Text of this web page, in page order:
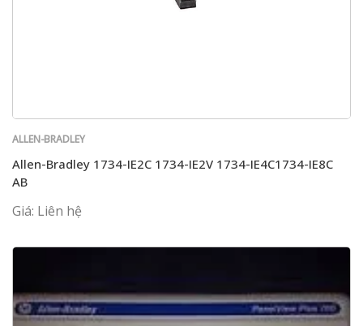
ALLEN-BRADLEY
Allen-Bradley 1734-IE2C 1734-IE2V 1734-IE4C1734-IE8C
AB
Giá: Liên hệ